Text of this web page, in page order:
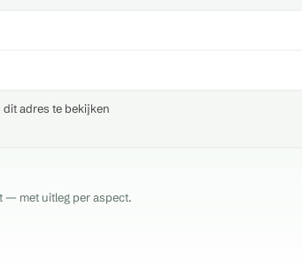
adres te bekijken
— met uitleg per aspect.